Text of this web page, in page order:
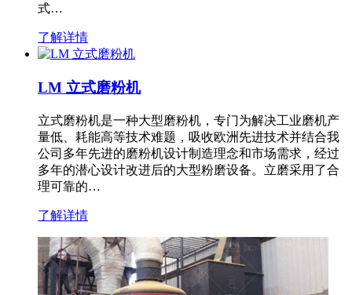
式…
了解详情
LM 立式磨粉机
立式磨粉机是一种大型磨粉机，专门为解决工业磨机产
量低、耗能高等技术难题，吸收欧洲先进技术并结合我
公司多年先进的磨粉机设计制造理念和市场需求，经过
多年的潜心设计改进后的大型粉磨设备。立磨采用了合
理可靠的…
了解详情